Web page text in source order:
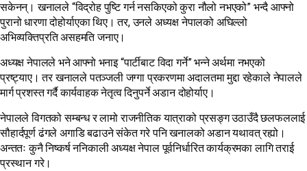
सकेनन्। खनालले “विद्रोह पुष्टि गर्न नसकिएको कुरा नौलो नभएको” भन्दै आफ्नो
पुरानो धारणा दोहोर्याएका थिए। तर, उनले अध्यक्ष नेपालको अघिल्लो
अभिव्यक्तिप्रति असहमति जनाए।
अध्यक्ष नेपालले भने आफ्नो भनाइ “पार्टीबाट विदा गर्ने” भन्ने अर्थमा नभएको
प्रष्ट्याए। तर खनालले पतञ्जली जग्गा प्रकरणमा अदालतमा मुद्दा रहेकाले नेपालले
मार्ग प्रशस्त गर्दै कार्यवाहक नेतृत्व दिनुपर्ने अडान दोहोर्याए।
नेपालले विगतको सम्बन्ध र लामो राजनीतिक यात्राको प्रसङ्ग उठाउँदै छलफललाई
सौहार्दपूर्ण ढंगले अगाडि बढाउने संकेत गरे पनि खनालको अडान यथावत् रह्यो।
अन्ततः कुनै निष्कर्ष ननिकाली अध्यक्ष नेपाल पूर्वनिर्धारित कार्यक्रमका लागि तराई
प्रस्थान गरे।